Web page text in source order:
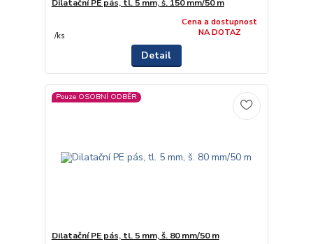
Dilatační PE pás, tl. 5 mm, š. 150 mm/50 m
/ks
Cena a dostupnost
NA DOTAZ
Detail
Pouze OSOBNÍ ODBĚR
Dilatační PE pás, tl. 5 mm, š. 80 mm/50 m